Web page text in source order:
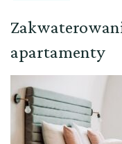
apartamenty